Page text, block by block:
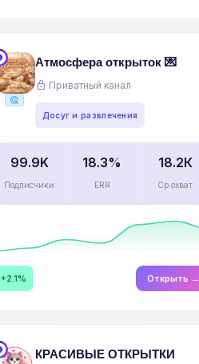
ads_click
Атмосфера открыток 💌
lock Приватный канал
Досуг и развлечения
99.9K
Подписчики
18.3%
ERR
18.2К
Ср.охват
+2.1% Открыть →
КРАСИВЫЕ ОТКРЫТКИ